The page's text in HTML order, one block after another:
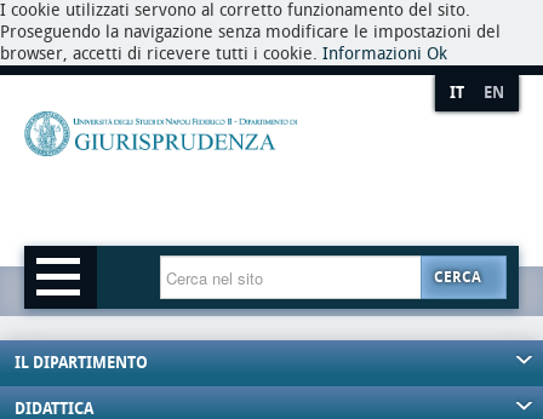
I cookie utilizzati servono al corretto funzionamento del sito.
Proseguendo la navigazione senza modificare le impostazioni del
browser, accetti di ricevere tutti i cookie. Informazioni Ok
IT EN
CERCA
IL DIPARTIMENTO
DIDATTICA